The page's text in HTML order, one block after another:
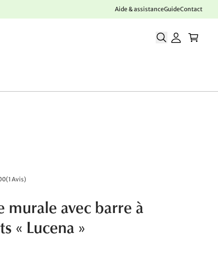
Aide & assistanceGuideContact
(1 Avis)
murale avec barre à
« Lucena »